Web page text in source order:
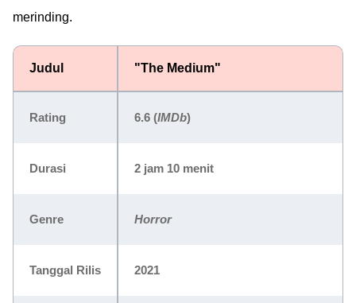
merinding.
Judul "The Medium"
Rating 6.6 (IMDb)
Durasi 2 jam 10 menit
Genre Horror
Tanggal Rilis 2021